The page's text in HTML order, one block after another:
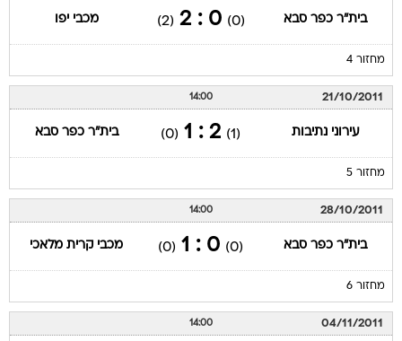
בית"ר כפר סבא (0)
0 : 2
(2) מכבי יפו
מחזור 4
21/10/2011
14:00
עירוני נתיבות (1)
2 : 1
(0) בית"ר כפר סבא
מחזור 5
28/10/2011
14:00
בית"ר כפר סבא (0)
0 : 1
(0) מכבי קרית מלאכי
מחזור 6
04/11/2011
14:00